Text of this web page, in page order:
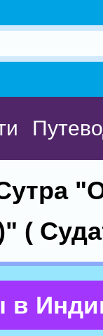
(
в